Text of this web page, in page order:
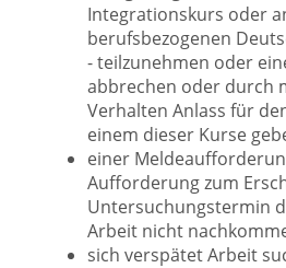
Integrationskurs oder
berufsbezogenen
- teilzunehmen oder
abbrechen oder durch
Verhalten Anlass für
einem dieser Kurse
einer
Aufforderung zum
Untersuchungstermin
Arbeit nicht
sich verspätet Arbeit